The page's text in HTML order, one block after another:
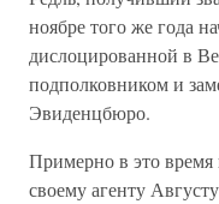
ноябре того же года
дислоцированной в
подполковником и
Эвиденцбюро.
Примерно в это время
своему агенту